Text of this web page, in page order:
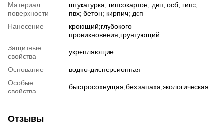
Материал
поверхности
штукатурка; гипсокартон; двп; осб; гипс;
пвх; бетон; кирпич; дсп
Нанесение
кроющий;глубокого
проникновения;грунтующий
Защитные
свойства
укрепляющие
Основание
водно-дисперсионная
Особые
свойства
быстросохнущая;без запаха;экологическая
Отзывы